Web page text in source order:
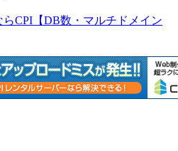
CPI【DB数・マルチドメイン